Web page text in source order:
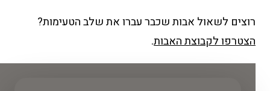
רוצים לשאול אבות שכבר עברו את שלב הטעימות?
הצטרפו לקבוצת האבות.